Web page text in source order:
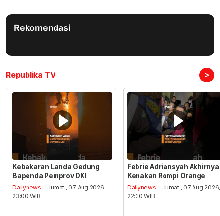
Rekomendasi
Republika TV >
Kebakaran Landa Gedung
Bapenda Pemprov DKI
Dailynews - Jumat , 07 Aug 2026,
23:00 WIB
Febrie Adriansyah Akhirnya
Kenakan Rompi Orange
Dailynews - Jumat , 07 Aug 2026,
22:30 WIB